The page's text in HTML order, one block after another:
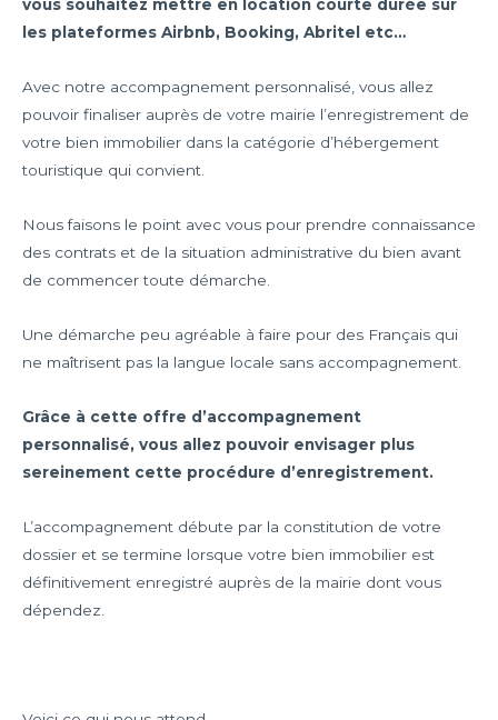
vous souhaitez mettre en location courte durée sur
les plateformes Airbnb, Booking, Abritel etc…
Avec notre accompagnement personnalisé, vous allez
pouvoir finaliser auprès de votre mairie l’enregistrement de
votre bien immobilier dans la catégorie d’hébergement
touristique qui convient.
Nous faisons le point avec vous pour prendre connaissance
des contrats et de la situation administrative du bien avant
de commencer toute démarche.
Une démarche peu agréable à faire pour des Français qui
ne maîtrisent pas la langue locale sans accompagnement.
Grâce à cette offre d’accompagnement
personnalisé, vous allez pouvoir envisager plus
sereinement cette procédure d’enregistrement.
L’accompagnement débute par la constitution de votre
dossier et se termine lorsque votre bien immobilier est
définitivement enregistré auprès de la mairie dont vous
dépendez.